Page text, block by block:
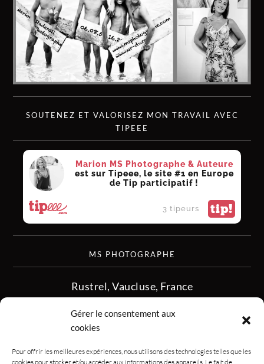
Gérer le consentement aux
cookies
Pour offrir les meilleures expériences, nous utilisons des technologies telles que les
cookies pour stocker et/ou accéder aux informations des appareils. Le fait de
SOUTENEZ ET VALORISEZ MON TRAVAIL AVEC
TIPEEE
Marion MS Photographe & Auteure
est sur Tipeee, le site #1 en Europe
de Tip participatif !
3 tipeurs tip!
MS PHOTOGRAPHE
Rustrel, Vaucluse, France
06.08.50.16.28
contact.msphotographe (at) gmail.com